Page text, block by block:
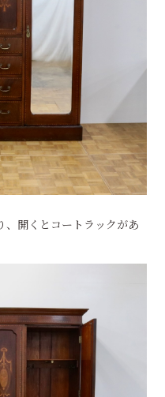
、開くとコートラックがあ